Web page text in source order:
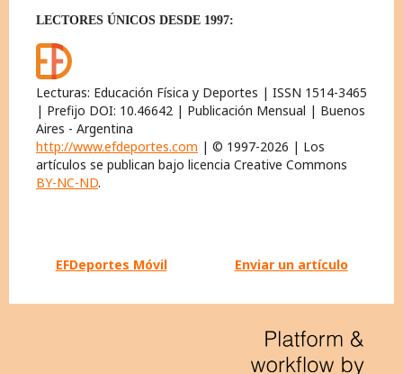
LECTORES ÚNICOS DESDE 1997:
Lecturas: Educación Física y Deportes | ISSN 1514-3465
| Prefijo DOI: 10.46642 | Publicación Mensual | Buenos
Aires - Argentina
http://www.efdeportes.com | © 1997-2026 | Los
artículos se publican bajo licencia Creative Commons
BY-NC-ND.
EFDeportes Móvil Enviar un artículo